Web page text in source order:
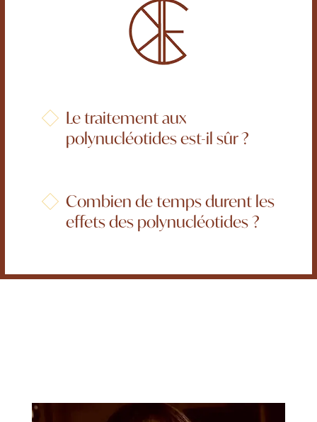
Le traitement aux
polynucléotides est-il sûr ?
Combien de temps durent les
effets des polynucléotides ?